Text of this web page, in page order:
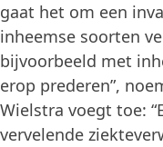
gaat het om een
inheemse soorten
bijvoorbeeld met
erop prederen”,
Wielstra voegt toe:
vervelende